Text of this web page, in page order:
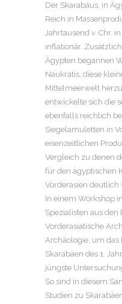
Der Skarabäus, in
Reich in
Jahrtausend v. Chr.
inflationär.
Ägypten begannen
Naukratis, diese
Mittelmeerwelt
entwickelte sich die
ebenfalls reichlich
Siegelamuletten in
eisenzeitlichen
Vergleich zu denen
für den ägyptischen
Vorderasien deutlich
In einem Workshop
Spezialisten aus
Vorderasiatische
Archäologie, um das
Skarabäen des 1.
jüngste
So sind in diesem
Studien zu